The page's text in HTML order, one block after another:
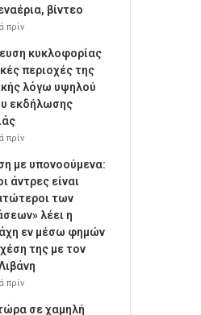
βίντεο
πρίν
κυκλοφορίας
περιοχές της
λόγω υψηλού
εκδήλωσης
πρίν
με υπονοούμενα:
άντρες είναι
των
λέει η
εν μέσω φημών
της με τον
πρίν
σε χαμηλή